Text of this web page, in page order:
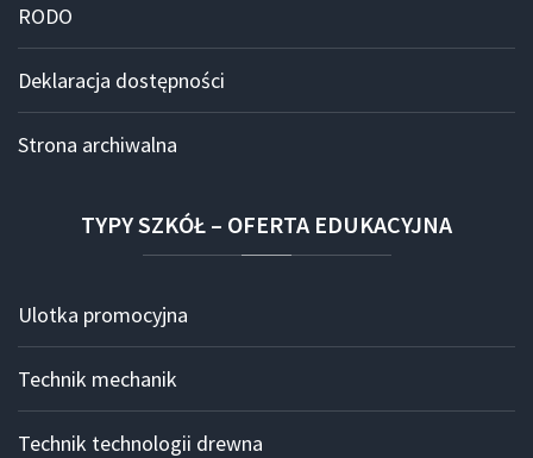
RODO
Deklaracja dostępności
Strona archiwalna
TYPYSZKÓŁ – OFERTA EDUKACYJNA
Ulotka promocyjna
Technik mechanik
Technik technologii drewna